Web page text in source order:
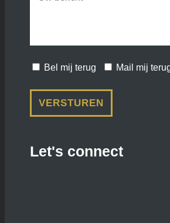
Bel mij terug Mail mij
VERSTUREN
Let's connect